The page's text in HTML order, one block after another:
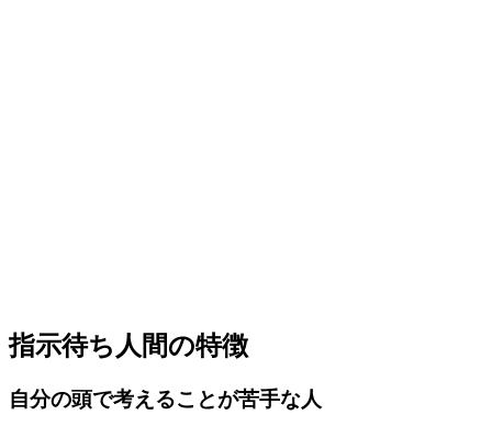
指示待ち人間の特徴
自分の頭で考えることが苦手な人